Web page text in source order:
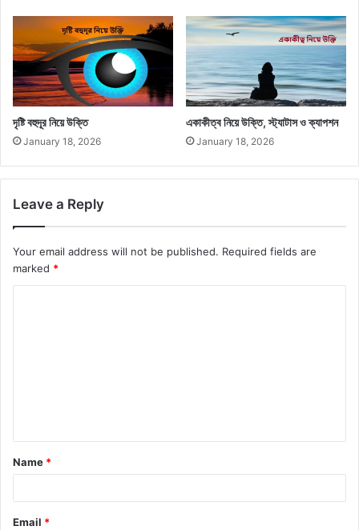
দৃষ্টি বহুদূর নিয়ে উক্তি
January 18, 2026
একাকীত্ব নিয়ে উক্তি, স্ট্যাটাস ও ক্যাপশন
January 18, 2026
Leave a Reply
Your email address will not be published. Required fields are
marked *
t
*
Name *
Email *